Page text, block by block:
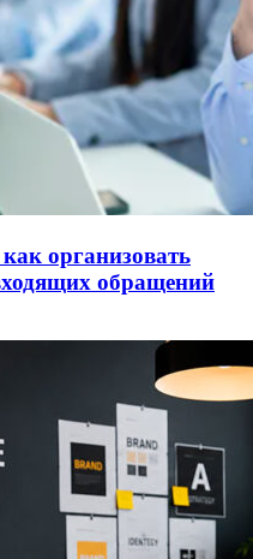
организовать
обращений